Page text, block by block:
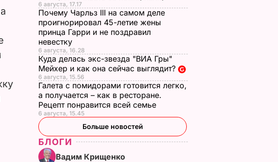
6 августа, 17.17
Почему Чарльз III на самом деле
проигнорировал 45-летие жены
принца Гарри и не поздравил
невестку
6 августа, 16.28
Куда делась экс-звезда "ВИА Гры"
Мейхер и как она сейчас выглядит?
6 августа, 15.56
Галета с помидорами готовится легко,
а получается – как в ресторане.
Рецепт понравится всей семье
6 августа, 15.45
Больше новостей
БЛОГИ
Вадим Крищенко